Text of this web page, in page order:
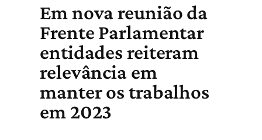
Em nova reunião da
Frente Parlamentar
entidades reiteram
relevância em
manter os trabalhos
em 2023